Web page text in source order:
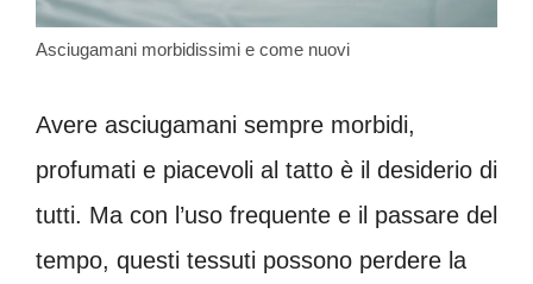
Asciugamani morbidissimi e come nuovi
Avere asciugamani sempre morbidi,
profumati e piacevoli al tatto è il desiderio di
tutti. Ma con l’uso frequente e il passare del
tempo, questi tessuti possono perdere la